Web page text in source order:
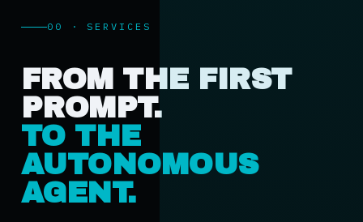
00 · SERVICES
FROM THE FIRST
PROMPT.
TO THE
AUTONOMOUS
AGENT.